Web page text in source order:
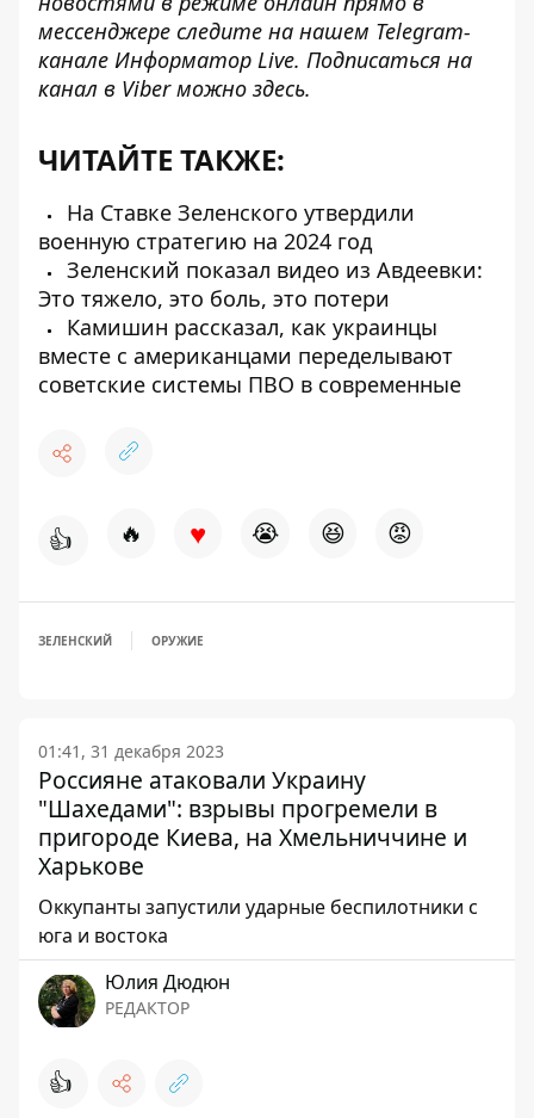
мессенджере следите на нашем Telegram-
канале Информатор Live. Подписаться на
канал в Viber можно здесь.
ЧИТАЙТЕ ТАКЖЕ:
На Ставке Зеленского утвердили
военную стратегию на 2024 год
Зеленский показал видео из Авдеевки:
Это тяжело, это боль, это потери
Камишин рассказал, как украинцы
вместе с американцами переделывают
советские системы ПВО в современные
👍 🔥 ♥ 😭 😆 😡
ЗЕЛЕНСКИЙ ОРУЖИЕ
01:41, 31 декабря 2023
Россияне атаковали Украину
"Шахедами": взрывы прогремели в
пригороде Киева, на Хмельниччине и
Харькове
Оккупанты запустили ударные беспилотники с
юга и востока
Юлия Дюдюн
РЕДАКТОР
👍